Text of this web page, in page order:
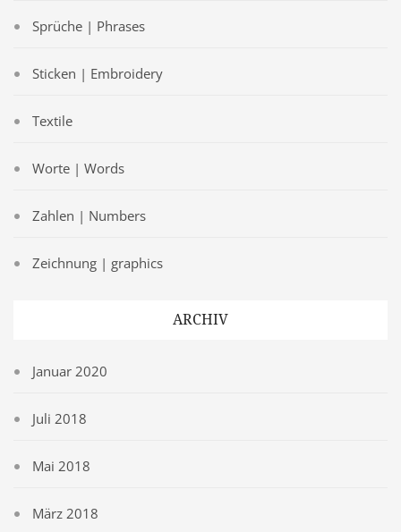
Sprüche | Phrases
Sticken | Embroidery
Textile
Worte | Words
Zahlen | Numbers
Zeichnung | graphics
ARCHIV
Januar 2020
Juli 2018
Mai 2018
März 2018